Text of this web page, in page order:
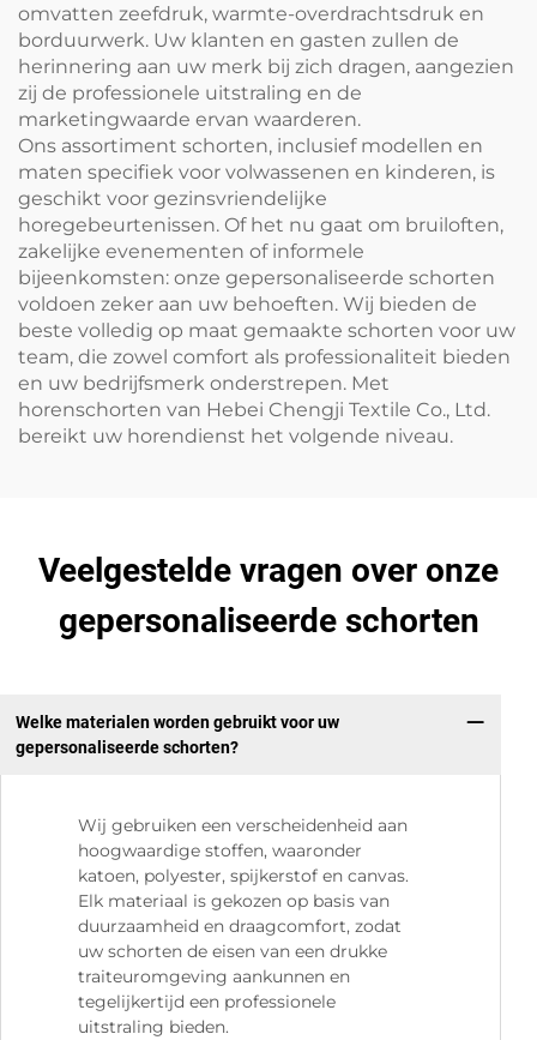
omvatten zeefdruk, warmte-overdrachtsdruk en
borduurwerk. Uw klanten en gasten zullen de
herinnering aan uw merk bij zich dragen, aangezien
zij de professionele uitstraling en de
marketingwaarde ervan waarderen.
Ons assortiment schorten, inclusief modellen en
maten specifiek voor volwassenen en kinderen, is
geschikt voor gezinsvriendelijke
horegebeurtenissen. Of het nu gaat om bruiloften,
zakelijke evenementen of informele
bijeenkomsten: onze gepersonaliseerde schorten
voldoen zeker aan uw behoeften. Wij bieden de
beste volledig op maat gemaakte schorten voor uw
team, die zowel comfort als professionaliteit bieden
en uw bedrijfsmerk onderstrepen. Met
horenschorten van Hebei Chengji Textile Co., Ltd.
bereikt uw horendienst het volgende niveau.
Veelgestelde vragen over onze
gepersonaliseerde schorten
Welke materialen worden gebruikt voor uw
gepersonaliseerde schorten?
Wij gebruiken een verscheidenheid aan
hoogwaardige stoffen, waaronder
katoen, polyester, spijkerstof en canvas.
Elk materiaal is gekozen op basis van
duurzaamheid en draagcomfort, zodat
uw schorten de eisen van een drukke
traiteuromgeving aankunnen en
tegelijkertijd een professionele
uitstraling bieden.